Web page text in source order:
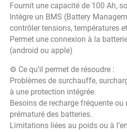
Fournit une capacité de 100 Ah,
Intègre un BMS (Battery
contrôler tensions, températures
Permet une connexion à la
(android ou apple)
⚙️ Ce qu’il permet de résoudre :
Problèmes de surchauffe,
à une protection intégrée.
Besoins de recharge fréquente
prématuré des batteries.
Limitations liées au poids ou à